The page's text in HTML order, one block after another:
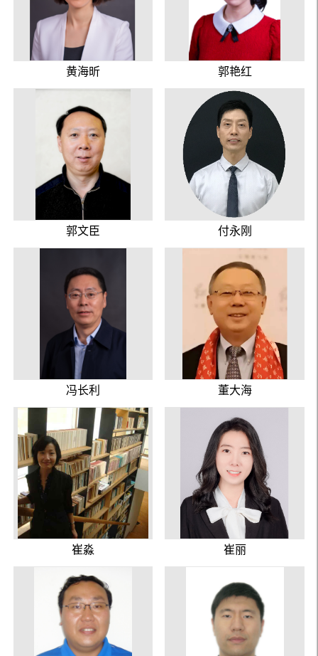
黄海昕 郭艳红
郭文臣 付永刚
冯长利 董大海
崔淼 崔丽